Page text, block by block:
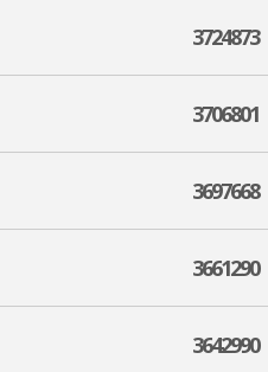
3724873
3706801
3697668
3661290
3642990